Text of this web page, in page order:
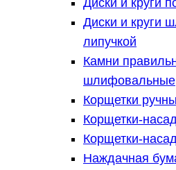
Диски и круги
Диски и круги
липучкой
Камни
шлифовальные
Корщетки
Корщетки-
Корщетки-
Наждачная